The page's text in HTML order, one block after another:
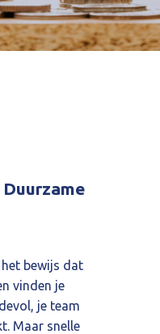
bewijs dat
vinden je
je team
Maar snelle